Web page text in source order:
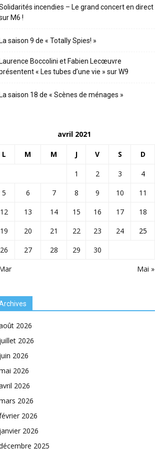
incendies – Le grand concert en direct
M6 !
saison 9 de « Totally Spies! »
Boccolini et Fabien Lecœuvre
« Les tubes d’une vie » sur W9
saison 18 de « Scènes de ménages »
avril 2021
L M M J V S D
Mai »
1 2 3
4
5
6 7 8 9 10
11
12
13 14 15 16 17
18
19
20 21 22 23 24
25
26
27 28 29 30
2026
2026
2026
2026
2026
2026
2026
2026
2025